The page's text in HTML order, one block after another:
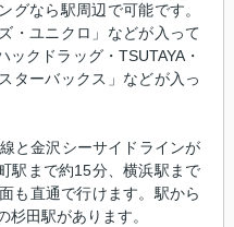
グなら駅周辺で可能です。
・ユニクロ」などが入って
クドラッグ・TSUTAYA・
ターバックス」などが入っ
と金沢シーサイドラインが
駅まで約15分、横浜駅まで
も直通で行けます。駅から
田駅があります。